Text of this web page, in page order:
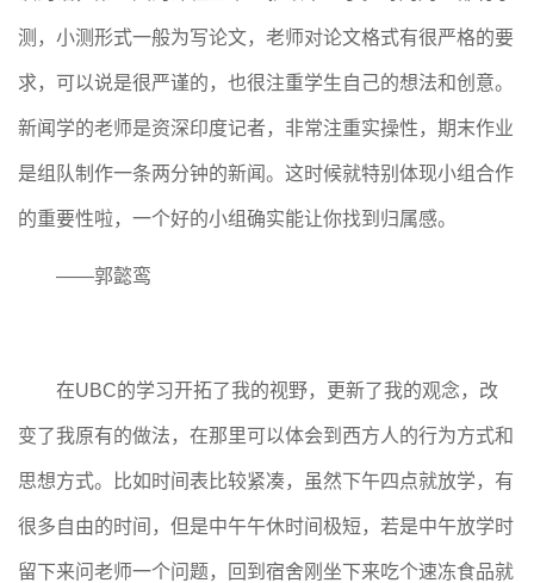
测，小测形式一般为写论文，老师对论文格式有很严格的要
求，可以说是很严谨的，也很注重学生自己的想法和创意。
新闻学的老师是资深印度记者，非常注重实操性，期末作业
是组队制作一条两分钟的新闻。这时候就特别体现小组合作
的重要性啦，一个好的小组确实能让你找到归属感。
——郭懿鸾
在UBC的学习开拓了我的视野，更新了我的观念，改
变了我原有的做法，在那里可以体会到西方人的行为方式和
思想方式。比如时间表比较紧凑，虽然下午四点就放学，有
很多自由的时间，但是中午午休时间极短，若是中午放学时
留下来问老师一个问题，回到宿舍刚坐下来吃个速冻食品就